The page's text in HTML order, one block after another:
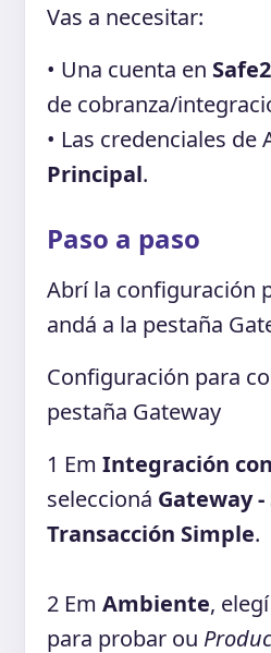
Vas a necesitar:
• Una cuenta en
de cobranza/
• Las credenciales de
Principal.
Paso a paso
Abrí la configuración
andá a la pestaña
Configuración para
pestaña Gateway
1 Em Integración
seleccioná Gateway -
Transacción Simple.
2 Em Ambiente, elegí
para probar ou